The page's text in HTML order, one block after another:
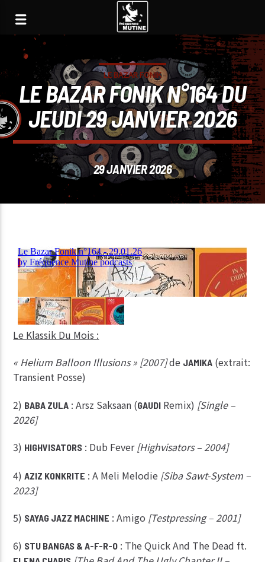
LE BAZAR FONIK
LE BAZAR FONIK N°164 DU
JEUDI 29 JANVIER 2026
29 JANVIER 2026
Le Klassik Du Mois :
« Helium Balloon Illusions » [2007]de JAMIKA (extrait:
Transient Posse)
2) BABA ZULA : Arsz Saksaan (GAUDI Remix) [Single –
2026]
3) HIGHVISATORS : Dub Fever[Highvisators – 2004]
4)AZIZ KONKRITE : A Meli Melodie [Siba Sawt-System –
2023]
5) SAYAG JAZZ MACHINE : Amigo [Testpressing – 2001]
6) STU BANGAS & A-F-R-O : The Quick And The Dead ft.